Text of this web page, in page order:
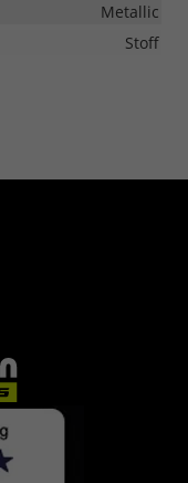
Metallic
Stoff